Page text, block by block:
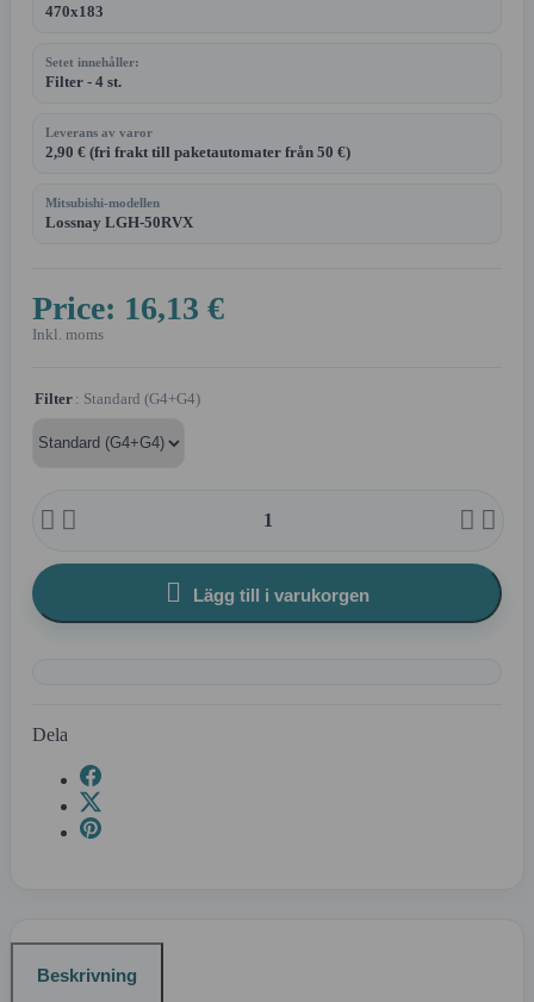
470x183
Setet innehåller:
Filter - 4 st.
Leverans av varor
2,90 € (fri frakt till paketautomater från 50 €)
Mitsubishi-modellen
Lossnay LGH-50RVX
Price: 16,13 €
Inkl. moms
Filter : Standard (G4+G4)
   
 Lägg till i varukorgen
Dela
Beskrivning